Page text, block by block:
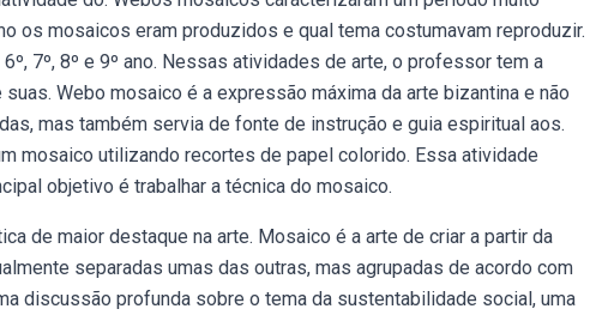
os mosaicos eram produzidos e qual tema costumavam reproduzir.
7º, 8º e 9º ano. Nessas atividades de arte, o professor tem a
Webo mosaico é a expressão máxima da arte bizantina e não
mas também servia de fonte de instrução e guia espiritual aos.
mosaico utilizando recortes de papel colorido. Essa atividade
objetivo é trabalhar a técnica do mosaico.
de maior destaque na arte. Mosaico é a arte de criar a partir da
separadas umas das outras, mas agrupadas de acordo com
discussão profunda sobre o tema da sustentabilidade social, uma